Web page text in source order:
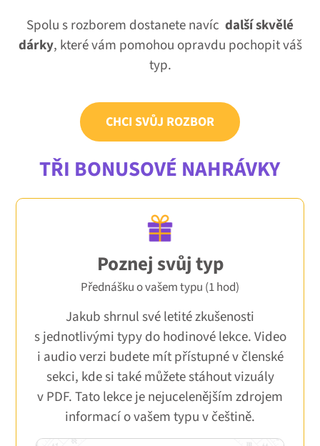
Spolu s rozborem dostanete navíc další skvělé
dárky, které vám pomohou opravdu pochopit váš
typ.
CHCI SVŮJ ROZBOR
TŘI BONUSOVÉ NAHRÁVKY
Poznej svůj typ
Přednášku o vašem typu (1 hod)
Jakub shrnul své letité zkušenosti
s jednotlivými typy do hodinové lekce. Video
i audio verzi budete mít přístupné v členské
sekci, kde si také můžete stáhout vizuály
v PDF. Tato lekce je nejucelenějším zdrojem
informací o vašem typu v češtině.